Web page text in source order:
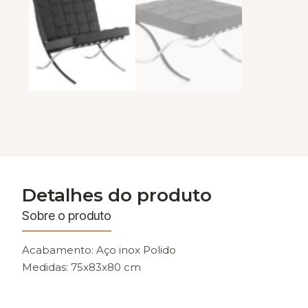
Detalhes do produto
Sobre o produto
Acabamento: Aço inox Polido
Medidas: 75x83x80 cm